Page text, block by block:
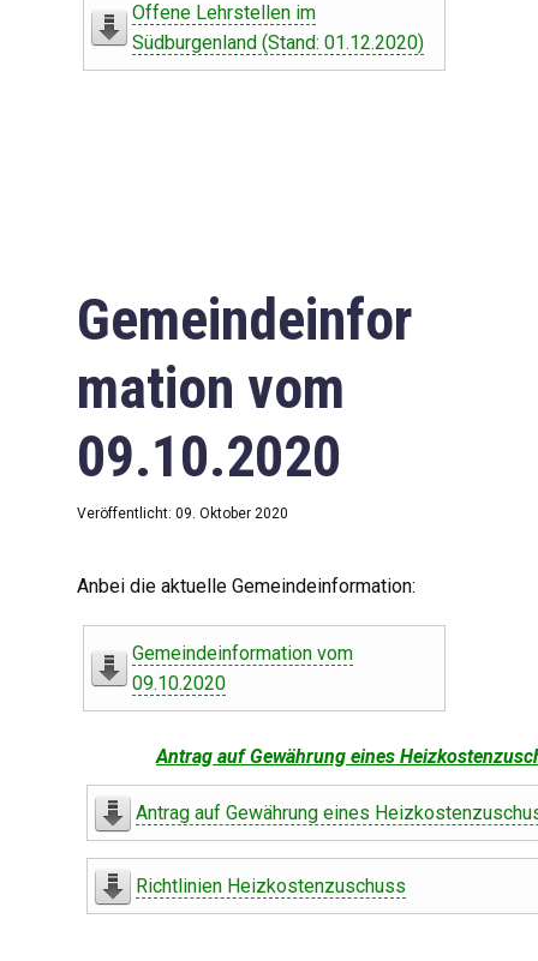
Offene Lehrstellen im
Südburgenland (Stand: 01.12.2020)
Gemeindeinfor
mation vom
09.10.2020
Veröffentlicht: 09. Oktober 2020
Anbei die aktuelle Gemeindeinformation:
Gemeindeinformation vom
09.10.2020
Antrag auf Gewährung eines
Antrag auf Gewährung eines
Richtlinien Heizkostenzuschuss